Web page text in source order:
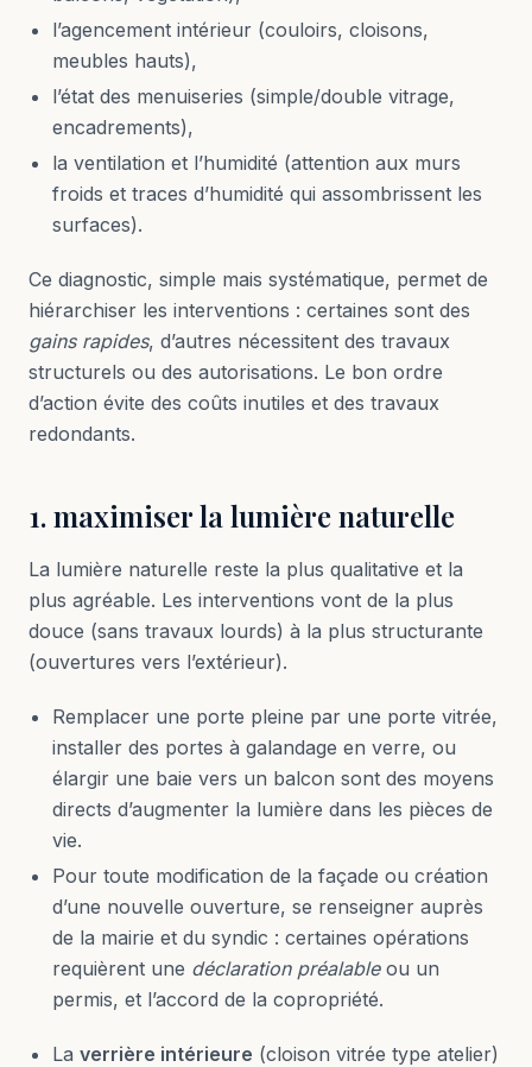
l’agencement intérieur (couloirs, cloisons,
meubles hauts),
l’état des menuiseries (simple/double vitrage,
encadrements),
la ventilation et l’humidité (attention aux murs
froids et traces d’humidité qui assombrissent les
surfaces).
Ce diagnostic, simple mais systématique, permet de
hiérarchiser les interventions : certaines sont des
gains rapides, d’autres nécessitent des travaux
structurels ou des autorisations. Le bon ordre
d’action évite des coûts inutiles et des travaux
redondants.
1. maximiser la lumière naturelle
La lumière naturelle reste la plus qualitative et la
plus agréable. Les interventions vont de la plus
douce (sans travaux lourds) à la plus structurante
(ouvertures vers l’extérieur).
Remplacer une porte pleine par une porte vitrée,
installer des portes à galandage en verre, ou
élargir une baie vers un balcon sont des moyens
directs d’augmenter la lumière dans les pièces de
vie.
Pour toute modification de la façade ou création
d’une nouvelle ouverture, se renseigner auprès
de la mairie et du syndic : certaines opérations
requièrent une déclaration préalableou un
permis, et l’accord de la copropriété.
La verrière intérieure (cloison vitrée type atelier)